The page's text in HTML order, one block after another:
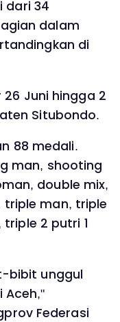
dari 34
dalam
di
Juni hingga 2
Situbondo.
88 medali.
man, shooting
double mix,
triple man, triple
2 putri 1
bibit unggul
Aceh,"
Federasi